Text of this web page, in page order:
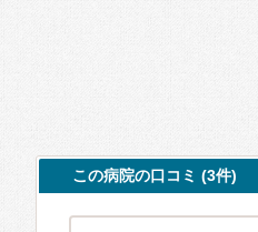
この病院の口コミ (3件)